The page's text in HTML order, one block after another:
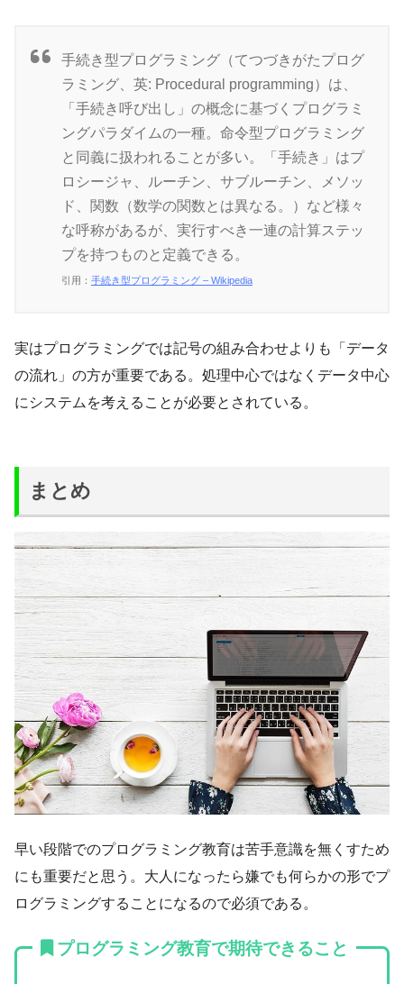
手続き型プログラミング（てつづきがたプログ
ラミング、英: Procedural programming）は、
「手続き呼び出し」の概念に基づくプログラミ
ングパラダイムの一種。命令型プログラミング
と同義に扱われることが多い。「手続き」はプ
ロシージャ、ルーチン、サブルーチン、メソッ
ド、関数（数学の関数とは異なる。）など様々
な呼称があるが、実行すべき一連の計算ステッ
プを持つものと定義できる。
引用： 手続き型プログラミング – Wikipedia
実はプログラミングでは記号の組み合わせよりも「データ
の流れ」の方が重要である。処理中心ではなくデータ中心
にシステムを考えることが必要とされている。
まとめ
早い段階でのプログラミング教育は苦手意識を無くすため
にも重要だと思う。大人になったら嫌でも何らかの形でプ
ログラミングすることになるので必須である。
プログラミング教育で期待できること